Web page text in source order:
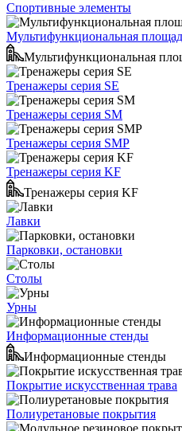
Спортивные элементы
Мультифункциональная
Мультифункциональная
Тренажеры серия SE
Тренажеры серия SM
Тренажеры серия SMP
Тренажеры серия KF
Тренажеры серия KF
Лавки
Парковки, остановки
Столы
Урны
Информационные стенды
Информационные стенды
Покрытие искусственная трава
Полиуретановые покрытия